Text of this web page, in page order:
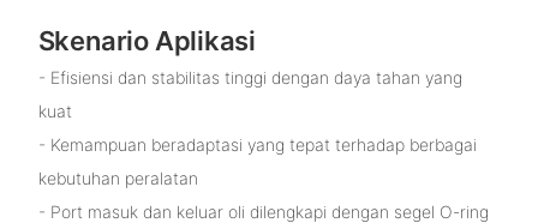
Skenario Aplikasi
- Efisiensi dan stabilitas tinggi dengan daya tahan yang
kuat
- Kemampuan beradaptasi yang tepat terhadap berbagai
kebutuhan peralatan
- Port masuk dan keluar oli dilengkapi dengan segel O-ring